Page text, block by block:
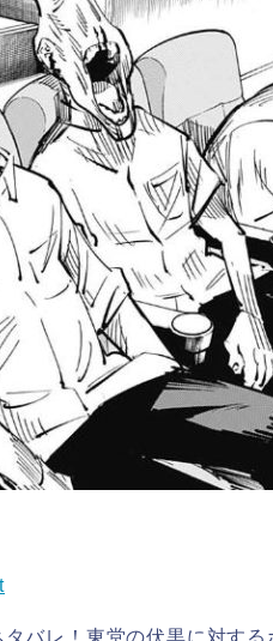
バレ！東堂の伏黒に対する